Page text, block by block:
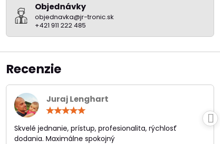
Objednávky
objednavka@jr-tronic.sk
+421 911 222 485
Recenzie
Juraj Lenghart
/
5
Skvelé jednanie, prístup, profesionalita, rýchlosť
dodania. Maximálne spokojný